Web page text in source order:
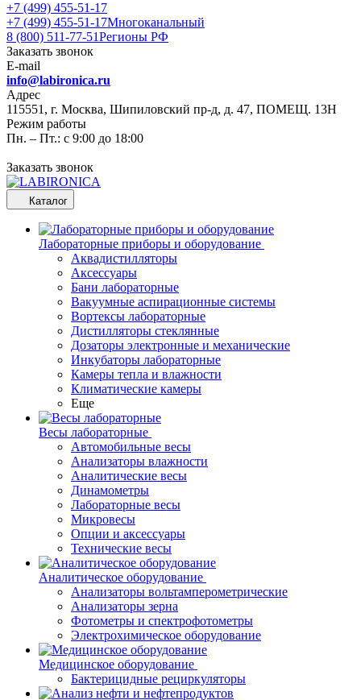
+7 (499) 455-51-17
+7 (499) 455-51-17Многоканальный
8 (800) 511-77-51Регионы РФ
Заказать звонок
E-mail
info@labironica.ru
Адрес
115551, г. Москва, Шипиловский пр-д, д. 47, ПОМЕЩ. 13Н
Режим работы
Пн. – Пт.: с 9:00 до 18:00
Заказать звонок
Каталог
Лабораторные приборы и оборудование
Аквадистилляторы
Аксессуары
Бани лабораторные
Вакуумные аспирационные системы
Вортексы лабораторные
Дистилляторы стеклянные
Дозаторы электронные и механические
Инкубаторы лабораторные
Камеры тепла и влажности
Климатические камеры
Еще
Весы лабораторные
Автомобильные весы
Анализаторы влажности
Аналитические весы
Динамометры
Лабораторные весы
Микровесы
Опции и аксессуары
Технические весы
Аналитическое оборудование
Анализаторы вольтамперометрические
Анализаторы зерна
Фотометры и спектрофотометры
Электрохимическое оборудование
Медицинское оборудование
Бактерицидные рециркуляторы